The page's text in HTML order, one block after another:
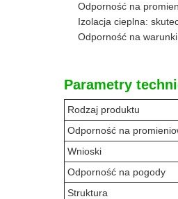
Odporność na
Izolacja cieplna:
Odporność na
Parametry
Rodzaj produktu
Odporność na
Wnioski
Odporność na pogody
Struktura